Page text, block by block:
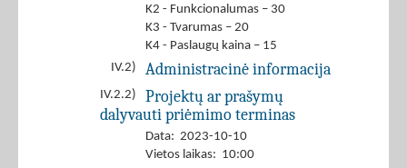
K2 - Funkcionalumas – 30
K3 - Tvarumas – 20
K4 - Paslaugų kaina – 15
IV.2)
Administracinė informacija
IV.2.2)
Projektų ar prašymų
dalyvauti priėmimo terminas
Data: 2023-10-10
Vietos laikas: 10:00